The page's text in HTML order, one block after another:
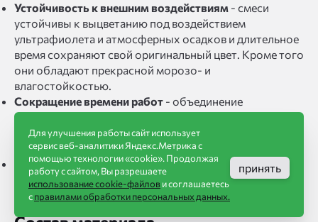
Устойчивость к внешним воздействиям - смеси
устойчивы к выцветанию под воздействием
ультрафиолета и атмосферных осадков и длительное
время сохраняют свой оригинальный цвет. Кроме того
они обладают прекрасной морозо- и
влагостойкостью.
Сокращение времени работ - объединение
кладочных работ с декоративной обработкой швов в
одном процессе существенно снижает временные
затраты строителей.
Экономичность- небольшая разница в стоимости по
сравнению с обычными кладочными смесями делает
продукт доступным и популярным решением.
Для улучшения работы сайт использует
сервис веб-аналитики Яндекс.Метрика с
помощью технологии «cookie». Продолжая
работу с сайтом, Вы разрешаете
использование cookie-файлови соглашаетесь
справилами обработки персональных данных.
принять